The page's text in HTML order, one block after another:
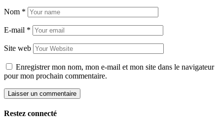
Nom *
E-mail *
Site web
Enregistrer mon nom, mon e-mail et mon site dans le navigateur
pour mon prochain commentaire.
Restez connecté